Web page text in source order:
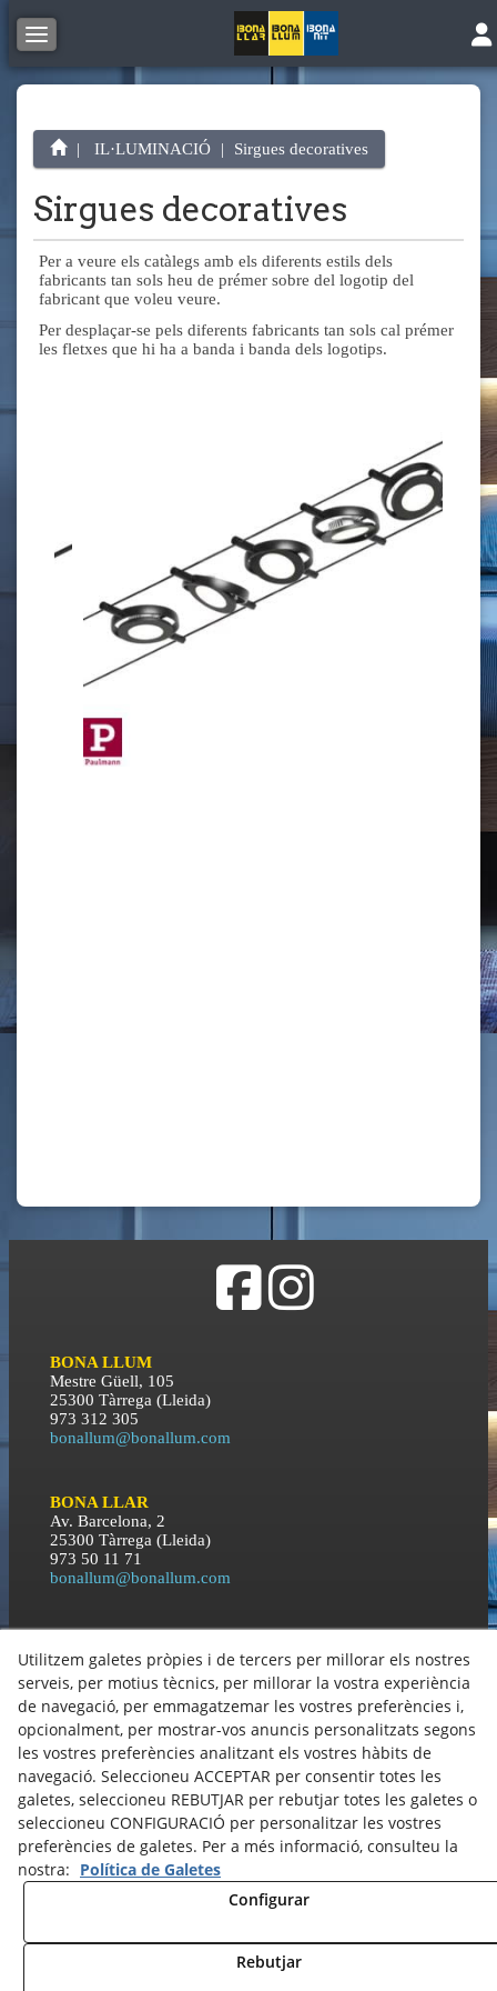
Toggle navigation
IL·LUMINACIÓ Sirgues decoratives
Sirgues decoratives
Per a veure els catàlegs amb els diferents estils dels
fabricants tan sols heu de prémer sobre del logotip del
fabricant que voleu veure.
Per desplaçar-se pels diferents fabricants tan sols cal prémer
les fletxes que hi ha a banda i banda dels logotips.
BONA LLUM
Mestre Güell, 105
25300 Tàrrega (Lleida)
973 312 305
bonallum@bonallum.com
BONA LLAR
Av. Barcelona, 2
25300 Tàrrega (Lleida)
973 50 11 71
bonallum@bonallum.com
C\ Orient, 3
25300 Tàrrega (Lleida)
973 50 11 71
bonallum@bonallum.com
Política de Cookies
Política de Privacitat
© 08/2026 GRUP BONA LLUM - Tots els drets reservats.
Utilitzem galetes pròpies i de tercers per millorar els nostres
serveis, per motius tècnics, per millorar la vostra experiència
de navegació, per emmagatzemar les vostres preferències i,
opcionalment, per mostrar-vos anuncis personalitzats segons
les vostres preferències analitzant els vostres hàbits de
navegació. Seleccioneu ACCEPTAR per consentir totes les
galetes, seleccioneu REBUTJAR per rebutjar totes les galetes o
seleccioneu CONFIGURACIÓ per personalitzar les vostres
preferències de galetes. Per a més informació, consulteu la
nostra: Política de Galetes
Configurar
Rebutjar